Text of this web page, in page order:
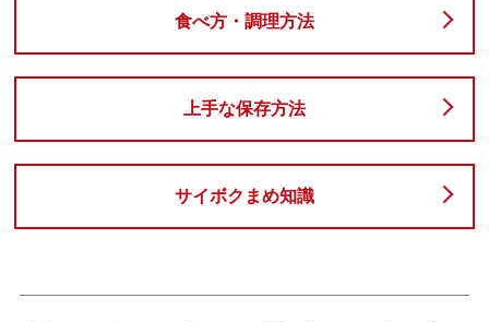
食べ方・調理方法
上手な保存方法
サイボクまめ知識